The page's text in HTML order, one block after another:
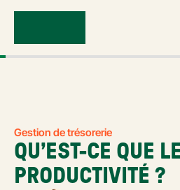
Gestion de trésorerie
QU’EST-CE QUE
PRODUCTIVITÉ ?